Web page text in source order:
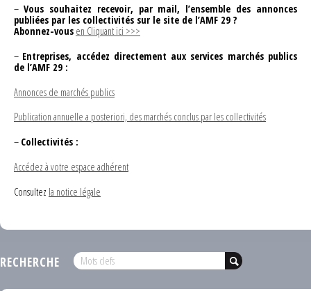
– Vous souhaitez recevoir, par mail, l’ensemble des annonces
publiées par les collectivités sur le site de l’AMF 29 ?
Abonnez-vous en Cliquant ici >>>
– Entreprises, accédez directement aux services marchés publics
de l’AMF 29 :
Annonces de marchés publics
Publication annuelle a posteriori, des marchés conclus par les collectivités
– Collectivités :
Accédez à votre espace adhérent
Consultez la notice légale
RECHERCHE